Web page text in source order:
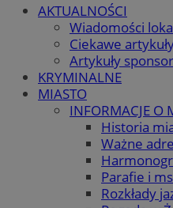
AKTUALNOŚCI
Wiadomości
Ciekawe
Artykuły
KRYMINALNE
MIASTO
INFORMACJE O
Historia
Ważne
Parafie i
Rozkłady